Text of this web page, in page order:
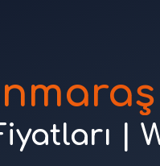
|